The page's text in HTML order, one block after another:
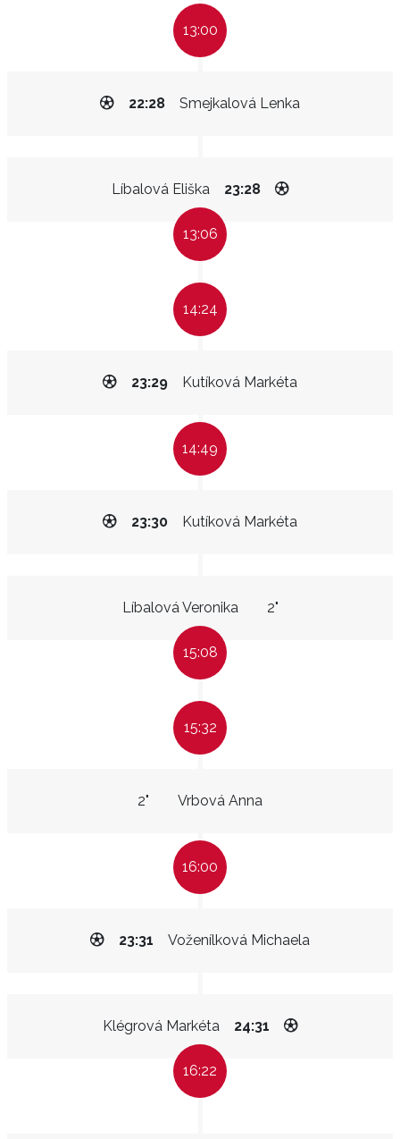
13:00
Smejkalová Lenka
22:28
Líbalová Eliška 23:28
13:06
14:24
Kutíková Markéta
23:29
14:49
Kutíková Markéta
23:30
Líbalová Veronika 2"
15:08
15:32
Vrbová Anna
2"
16:00
Voženílková Michaela
23:31
Klégrová Markéta 24:31
16:22